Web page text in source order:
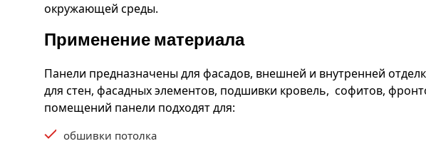
окружающей среды.
Применение материала
Панели предназначены для фасадов, внешней и внутренней
для стен, фасадных элементов, подшивки кровель, софитов,
помещений панели подходят для:
обшивки потолка